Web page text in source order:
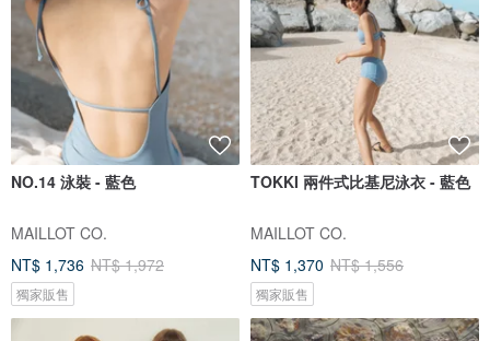
NO.14 泳裝 - 藍色
MAILLOT CO.
NT$ 1,736 NT$ 1,972
獨家販售
TOKKI 兩件式比基尼泳衣 - 藍色
MAILLOT CO.
NT$ 1,370 NT$ 1,556
獨家販售